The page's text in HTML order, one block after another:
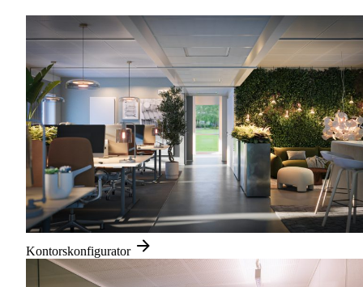
Kontorskonfigurator